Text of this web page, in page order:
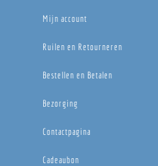
Mijn account
Ruilen en Retourneren
Bestellen en Betalen
Bezorging
Contactpagina
Cadeaubon